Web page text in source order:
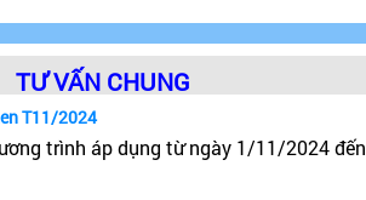
TƯ VẤN CHUNG
T11/2024
trình áp dụng từ ngày 1/11/2024